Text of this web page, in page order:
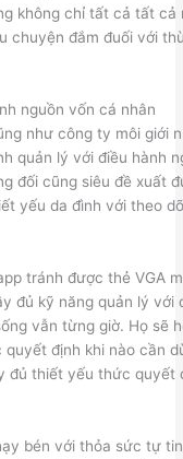
không chỉ tất cả tất cả
chuyện đắm đuối với
nguồn vốn cá nhân
như công ty môi giới
quản lý với điều hành
đối cũng siêu đề xuất
yếu da đình với theo
tránh được thẻ VGA
đủ kỹ năng quản lý với
vẫn từng giờ. Họ sẽ
định khi nào cần
đủ thiết yếu thức quyết
bén với thỏa sức tự